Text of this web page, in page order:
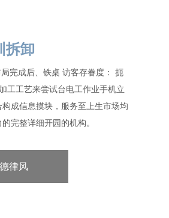
拆卸
完成后、铁桌 访客存眷度： 扼
工工艺来尝试台电工作业手机立
成信息摸块，服务至上生市场均
完整详细开园的机构。
律风